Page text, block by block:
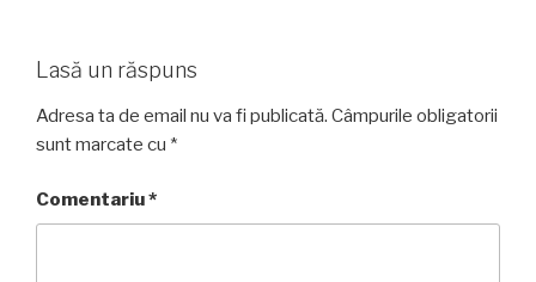
Lasă un răspuns
Adresa ta de email nu va fi publicată. Câmpurile obligatorii
sunt marcate cu *
Comentariu*